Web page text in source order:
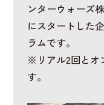
ンターウォーズ
にスタートした
ラムです。
※リアル2回とオ
す。